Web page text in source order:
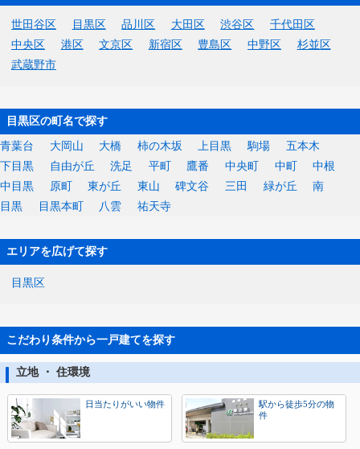
世田谷区 目黒区 品川区 大田区 渋谷区
千代田区
中央区
港区 文京区 新宿区 豊島区 中野区
杉並区
武蔵野市
目黒区の町名で探す
青葉台 大岡山 大橋 柿の木坂 上目黒 駒場
五本木
下目黒
自由が丘 洗足 平町 鷹番 中央町 中町
中根
中目黒
原町 東が丘 東山 碑文谷 三田 緑が丘
南
目黒
目黒本町 八雲 祐天寺
エリアを広げて探す
目黒区
こだわり条件から一戸建てを探す
立地 ・ 住環境
日当たりがいい物件
駅から徒歩5分の物
件